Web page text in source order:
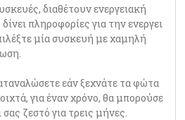
διαθέτουν ενεργειακή
πληροφορίες για την ενεργει
μία συσκευή με χαμηλή
εάν ξεχνάτε τα φώτα
για έναν χρόνο, θα μπορούσε
ζεστό για τρεις μήνες.